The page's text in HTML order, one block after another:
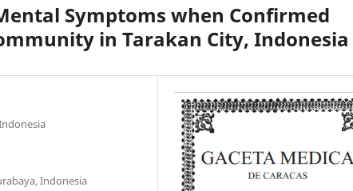
Symptoms when Confirmed
in Tarakan City, Indonesia
Indonesia